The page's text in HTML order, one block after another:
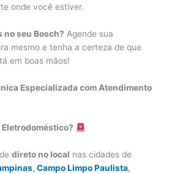
onde você estiver.
no seu Bosch? Agende sua
mesmo e tenha a certeza de que
em boas mãos!
Especializada com Atendimento
direto no local nas cidades de
,Campo Limpo Paulista,